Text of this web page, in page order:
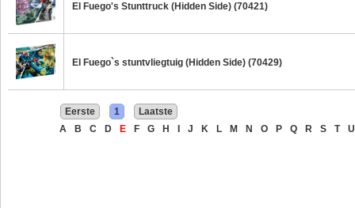
El Fuego's Stunttruck (Hidden Side) (70421)
El Fuego`s stuntvliegtuig (Hidden Side) (70429)
Eerste 1
Laatste
A
B C D E F G H J K L M N O P Q R S T U